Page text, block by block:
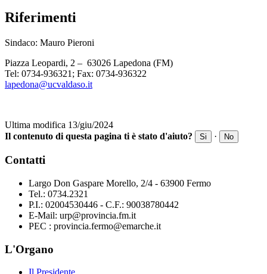
Riferimenti
Sindaco: Mauro Pieroni
Piazza Leopardi, 2 – 63026 Lapedona (FM)
Tel: 0734-936321; Fax: 0734-936322
lapedona@ucvaldaso.it
Ultima modifica 13/giu/2024
Il contenuto di questa pagina ti è stato d'aiuto?
Si · No
Contatti
Largo Don Gaspare Morello, 2/4 - 63900 Fermo
Tel.: 0734.2321
P.I.: 02004530446 - C.F.: 90038780442
E-Mail: urp@provincia.fm.it
PEC : provincia.fermo@emarche.it
L'Organo